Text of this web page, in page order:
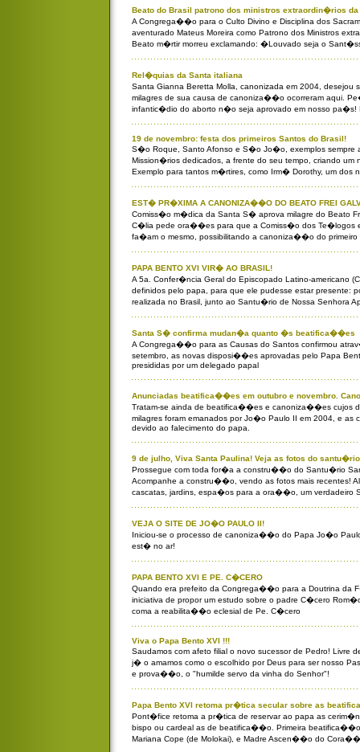
Beato do Brasil patrono dos ministros extraordin�rios
A Congrega��o para o Culto Divino e Disciplina dos
aventurado Mateus Moreira como Patrono dos Ministros
Beato m�rtir morreu exclamando: �Louvado seja o
Rel�quias da Santa italiana
Santa Gianna Beretta Molla, canonizada em 2004, desejou
milagres de sua causa de canoniza��o ocorreram aqui.
infantic�dio do aborto n�o seja aprovado em nosso pa�s!
19 de novembro: festa dos primeiros Santos do Brasil!
S�o Roque, Santo Afonso e S�o Jo�o, exemplos sempre
Mission�rios dedicados, a frente do seu tempo, criando
Exemplo para tantos m�rtires, como Irm� Dorothy, um dos
EST� PR�XIMA A CANONIZA��O DO BEATO FREI
Comiss�o m�dica da Santa S� aprova milagre do Beato
C�lia pede ora��es para que a Comiss�o dos Te�logos
fa�am o mesmo, possibilitando a canoniza��o do primeiro
PAPA BENTO XVI VIR� AO BRASIL!
A 5a. Confer�ncia Geral do Episcopado Latino-americano
definidos pelo papa, para que ele pudesse estar presente:
realizada no Brasil, junto ao Santu�rio de Nossa Senhora
Santa S� confirma mudan�a quanto �s beatifica��es
A Congrega��o para as Causas do Santos confirmou
setembro, as novas disposi��es aprovadas pelo Papa
presididas por um delegado papal
Anunciadas beatifica��es em outubro e novembro.
Tratam-se ainda de beatifica��es e canoniza��es cujos
milagres foram emanados por Jo�o Paulo II em 2004, e as
devido ao falecimento do papa.
9 de julho, Viva Santa Paulina! Veja as fotos do
Prossegue com toda for�a a constru��o do Santu�rio
Acompanhe a constru��o, vendo as fotos mais recentes!
cascatas, jardins, espa�os para a ora��o, um verdadeiro
VEJA O SITE DE JO�O PAULO II!
Iniciou-se o processo de canoniza��o do Papa Jo�o
est� no ar!
PAPA BENTO XVI E PE. C�CERO
Quando era prefeito da Congrega��o para a Doutrina da
iniciativa de propor um estudo sobre o padre C�cero
coma a reabilita��o eclesial de Pe. C�cero
Viva o Papa Bento XVI !!!
Saudamos com afeto filial o novo sucessor de Pedro! Livre
j� o amamos como o escolhido por Deus para ser nosso
e prova��o, o "humilde servo da vinha do Senhor"!
Papa Bento XVI retoma pr�tica secular sobre as
Pont�fice retoma a pr�tica de reservar ao papa as
bispo ou cardeal as de beatifica��o. Primeira
Mariana Cope (de Molokai), e Madre Ascen��o do